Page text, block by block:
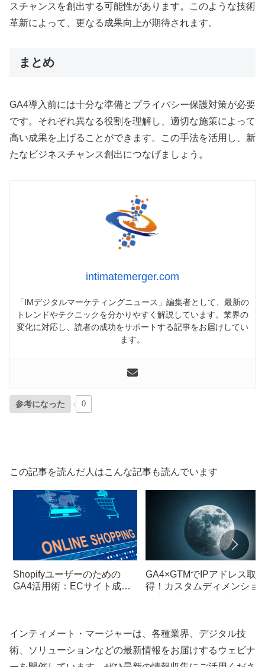
スチャンスを創出する可能性があります。このような技術
革新によって、更なる成果向上が期待されます。
まとめ
GA4導入前には十分な準備とプライバシー保護対策が必要
です。それぞれ異なる役割を理解し、適切な施策によって
高い成果を上げることができます。この手法を活用し、新
たなビジネスチャンス創出につなげましょう。
intimatemerger.com
「IMデジタルマーケティングニュース」編集者として、最新の
トレンドやテクニックを分かりやすく解説しています。業界の
変化に対応し、読者の成功をサポートする記事をお届けしてい
ます。
参考になった 0
この記事を読んだ人はこんな記事も読んでいます
Shopifyユーザーのための
GA4活用術：ECサイト成長
GA4×GTMでIPアドレス取
得！カスタムディメンショ
インティメート・マージャーは、各種業界、デジタル技
術、ソリューションなどの最新情報をお届けするウェビナ